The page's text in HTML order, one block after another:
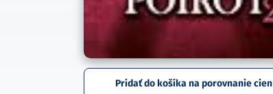
Pridať do košíka na porovnanie cien